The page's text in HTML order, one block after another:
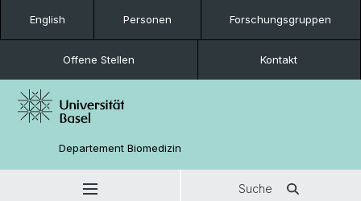
English Personen Forschungsgruppen
Offene Stellen Kontakt
Departement Biomedizin
Suche